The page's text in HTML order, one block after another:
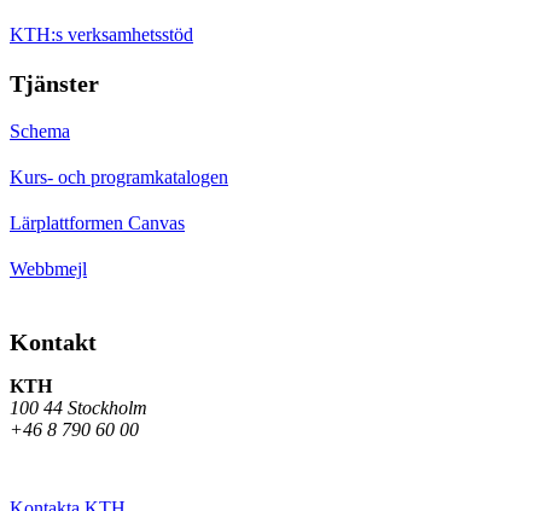
KTH:s verksamhetsstöd
Tjänster
Schema
Kurs- och programkatalogen
Lärplattformen Canvas
Webbmejl
Kontakt
KTH
100 44 Stockholm
+46 8 790 60 00